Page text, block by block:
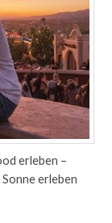
erleben –
erleben